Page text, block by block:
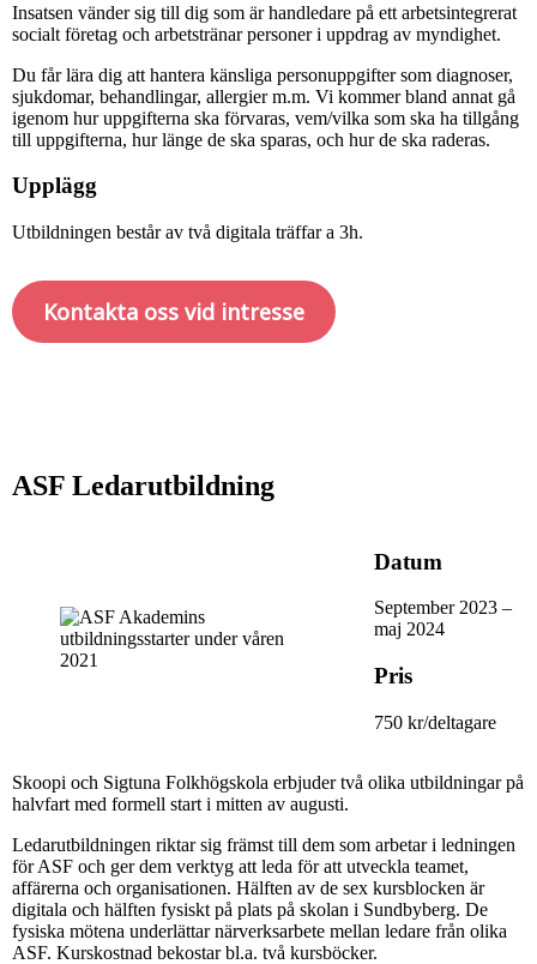
Insatsen vänder sig till dig som är handledare på ett arbetsintegrerat
socialt företag och arbetstränar personer i uppdrag av myndighet.
Du får lära dig att hantera känsliga personuppgifter som diagnoser,
sjukdomar, behandlingar, allergier m.m. Vi kommer bland annat gå
igenom hur uppgifterna ska förvaras, vem/vilka som ska ha tillgång
till uppgifterna, hur länge de ska sparas, och hur de ska raderas.
Upplägg
Utbildningen består av två digitala träffar a 3h.
Kontakta oss vid intresse
ASF Ledarutbildning
Datum
September 2023 –
maj 2024
Pris
750 kr/deltagare
Skoopi och Sigtuna Folkhögskola erbjuder två olika utbildningar på
halvfart med formell start i mitten av augusti.
Ledarutbildningen riktar sig främst till dem som arbetar i ledningen
för ASF och ger dem verktyg att leda för att utveckla teamet,
affärerna och organisationen. Hälften av de sex kursblocken är
digitala och hälften fysiskt på plats på skolan i Sundbyberg. De
fysiska mötena underlättar närverksarbete mellan ledare från olika
ASF. Kurskostnad bekostar bl.a. två kursböcker.